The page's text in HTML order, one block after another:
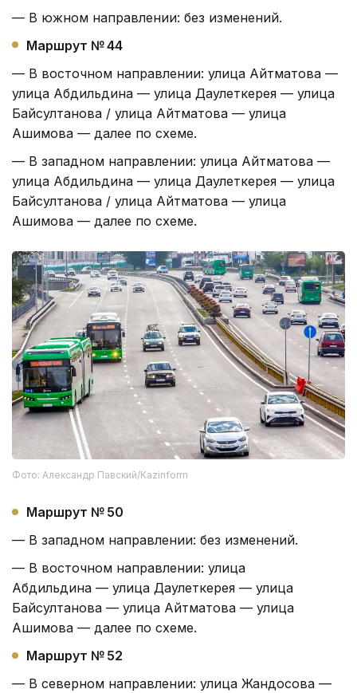
— В южном направлении: без изменений.
Маршрут № 44
— В восточном направлении: улица Айтматова —
улица Абдильдина — улица Даулеткерея — улица
Байсултанова / улица Айтматова — улица
Ашимова — далее по схеме.
— В западном направлении: улица Айтматова —
улица Абдильдина — улица Даулеткерея — улица
Байсултанова / улица Айтматова — улица
Ашимова — далее по схеме.
Фото: Александр Павский/Kazinform
Маршрут № 50
— В западном направлении: без изменений.
— В восточном направлении: улица
Абдильдина — улица Даулеткерея — улица
Байсултанова — улица Айтматова — улица
Ашимова — далее по схеме.
Маршрут № 52
— В северном направлении: улица Жандосова —